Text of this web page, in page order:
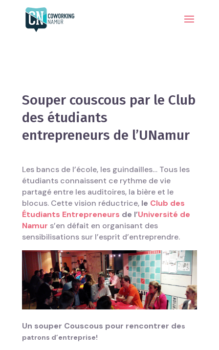
Souper couscous par le Club
des étudiants
entrepreneurs de l’UNamur
Les bancs de l’école, les guindailles… Tous les
étudiants connaissent ce rythme de vie
partagé entre les auditoires, la bière et le
blocus. Cette vision réductrice, le Club des
Étudiants Entrepreneurs de l’Université de
Namur s’en défait en organisant des
sensibilisations sur l’esprit d’entreprendre.
Un souper Couscous pour rencontrer des
patrons d’entreprise!